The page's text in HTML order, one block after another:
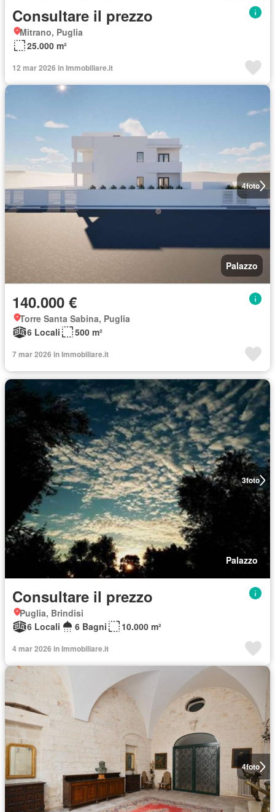
Consultare il prezzo
Mitrano, Puglia
25.000 m²
12 mar 2026 in Immobiliare.it
4foto
Palazzo
140.000 €
Torre Santa Sabina, Puglia
6 Locali
500 m²
7 mar 2026 in Immobiliare.it
3foto
Palazzo
Consultare il prezzo
Puglia, Brindisi
6 Locali
6 Bagni 10.000 m²
4 mar 2026 in Immobiliare.it
4foto